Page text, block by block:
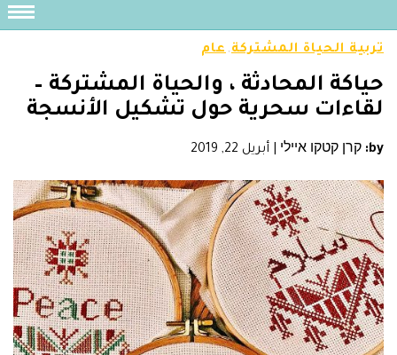
تربية الحياة المشتركة , عام
حياكة المحادثة ، والحياة المشتركة –
لقاءات سحرية حول تشكيل الأنسجة
by: קרן קטקו איילי أبريل 22, 2019